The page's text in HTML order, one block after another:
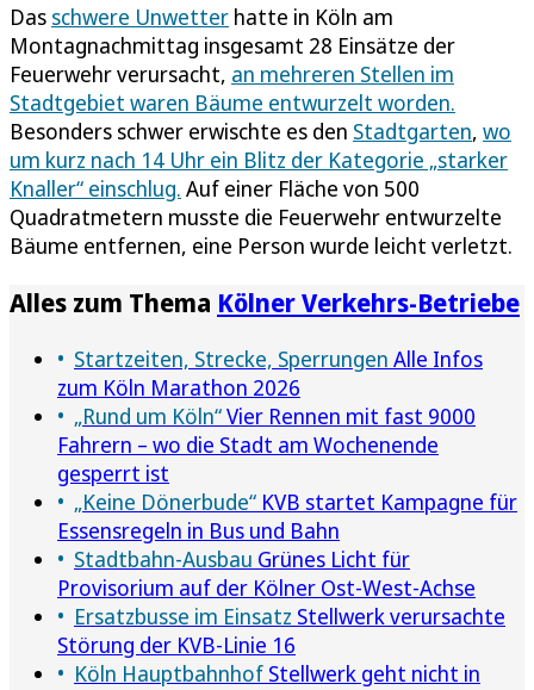
Das schwere Unwetter hatte in Köln am
Montagnachmittag insgesamt 28 Einsätze der
Feuerwehr verursacht, an mehreren Stellen im
Stadtgebiet waren Bäume entwurzelt worden.
Besonders schwer erwischte es den Stadtgarten, wo
um kurz nach 14 Uhr ein Blitz der Kategorie „starker
Knaller“ einschlug. Auf einer Fläche von 500
Quadratmetern musste die Feuerwehr entwurzelte
Bäume entfernen, eine Person wurde leicht verletzt.
Alles zum Thema Kölner Verkehrs-Betriebe
Startzeiten, Strecke, Sperrungen Alle Infos
zum Köln Marathon 2026
„Rund um Köln“Vier Rennen mit fast 9000
Fahrern – wo die Stadt am Wochenende
gesperrt ist
„Keine Dönerbude“ KVB startet Kampagne für
Essensregeln in Bus und Bahn
Stadtbahn-Ausbau Grünes Licht für
Provisorium auf der Kölner Ost-West-Achse
Ersatzbusse im Einsatz Stellwerk verursachte
Störung der KVB-Linie 16
Köln Hauptbahnhof Stellwerk geht nicht in